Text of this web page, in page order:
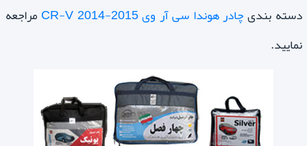
دسته بندیچادر هوندا سی آر وی CR-V 2014-2015
مراجعه
نمایید.